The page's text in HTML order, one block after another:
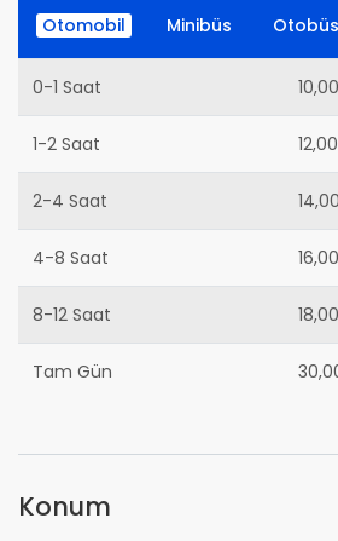
Otomobil Minibüs Otobüs
0-1 Saat
1-2 Saat
2-4 Saat
4-8 Saat
8-12 Saat
Tam Gün
Konum